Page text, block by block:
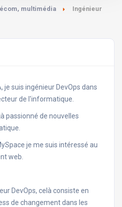
multimédia
Ingénieur
je suis ingénieur DevOps dans
de l'informatique.
passionné de nouvelles
je me suis intéressé au
web.
DevOps, celà consiste en
de changement dans les